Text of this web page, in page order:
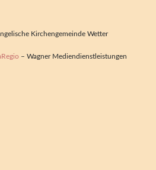
Kirchengemeinde Wetter
– Wagner Mediendienstleistungen